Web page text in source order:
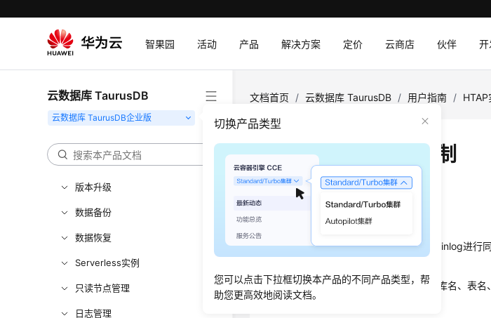
智果园 活动 产品 解决方案 定价 云商店 伙伴 开
云数据库 TaurusDB
切换产品类型
您可以点击下拉框切换本产品的不同产品类型，帮
助您更高效地阅读文档。
通过IAM授予使用TaurusDB的权
限
使用数据库
实例管理
版本升级
数据备份
数据恢复
Serverless实例
只读节点管理
日志管理
文档首页 / 云数据库 TaurusDB / 用户指南 / HTAP
HTAP标准版约束限制
更新时间： 2026-06-04 GMT+08:00
由于数据从OLTP同步到OLAP是基于Binlog进行
使用HTAP查询数据时，需要注意数据库名、表
列名和分区名大小写不敏感。